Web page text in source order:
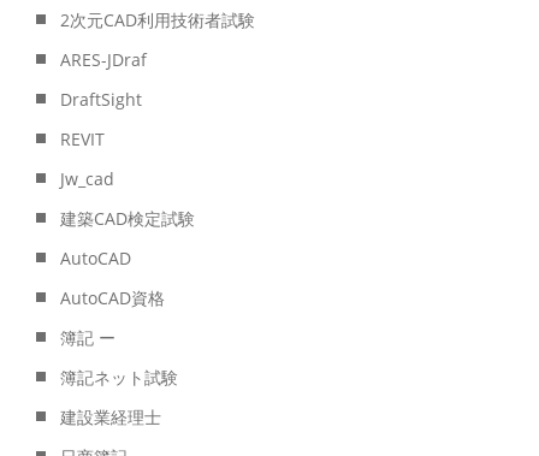
2次元CAD利用技術者試験
ARES-JDraf
DraftSight
REVIT
Jw_cad
建築CAD検定試験
AutoCAD
AutoCAD資格
簿記 ー
簿記ネット試験
建設業経理士